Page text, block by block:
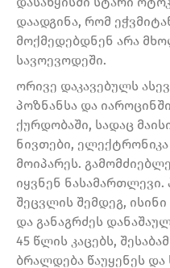
დაადგინა, რომ
მოქმედებდნენ არა
სავოევოდეში.
ორივე დაკავებულს
პოზნანსა და
ქურდობაში, სადაც
ნივთები,
მოიპარეს.
იყვნენ ნასამართლევი.
შეცვლის შემდეგ,
და განაგრძეს
45 წლის კაცებს,
ბრალდება წაუყენეს